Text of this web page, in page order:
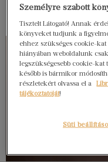
Személyre szabott
Tisztelt Látogató! Annak
könyveket tudjunk a
ehhez szükséges cookie-kat
hiányában weboldalunk
legszükségesebb cookie-kat
később is bármikor
részletekért olvassa el a
tájékoztatóját!
Süti